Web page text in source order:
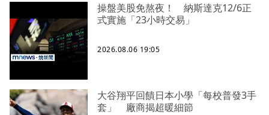
操盤美股免熬夜！ 納斯達克12/6正
式實施「23小時交易」
2026.08.06 19:05
大谷翔平回饋日本小學「每校普發3手
套」 廠商揭超暖細節